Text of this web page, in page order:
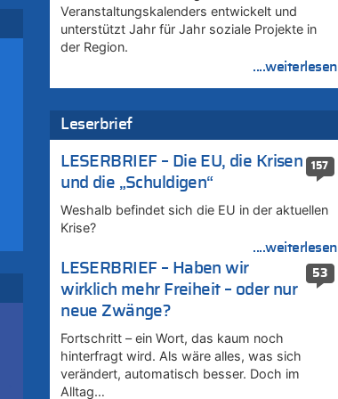
Veranstaltungskalenders entwickelt und
unterstützt Jahr für Jahr soziale Projekte in
der Region.
....weiterlesen
Leserbrief
157
LESERBRIEF – Die EU, die Krisen
und die „Schuldigen“
Weshalb befindet sich die EU in der aktuellen
Krise?
....weiterlesen
53
LESERBRIEF – Haben wir
wirklich mehr Freiheit – oder nur
neue Zwänge?
Fortschritt – ein Wort, das kaum noch
hinterfragt wird. Als wäre alles, was sich
verändert, automatisch besser. Doch im
Alltag…